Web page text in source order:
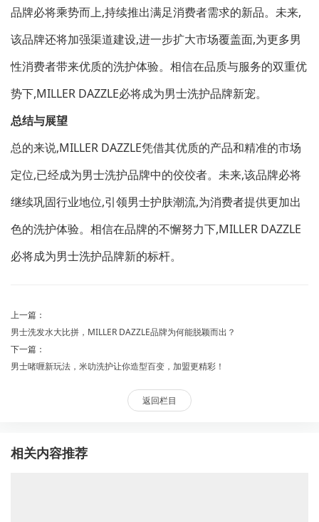
品牌必将乘势而上,持续推出满足消费者需求的新品。未来,
该品牌还将加强渠道建设,进一步扩大市场覆盖面,为更多男
性消费者带来优质的洗护体验。相信在品质与服务的双重优
势下,MILLER DAZZLE必将成为男士洗护品牌新宠。
总结与展望
总的来说,MILLER DAZZLE凭借其优质的产品和精准的市场
定位,已经成为男士洗护品牌中的佼佼者。未来,该品牌必将
继续巩固行业地位,引领男士护肤潮流,为消费者提供更加出
色的洗护体验。相信在品牌的不懈努力下,MILLER DAZZLE
必将成为男士洗护品牌新的标杆。
上一篇：
男士洗发水大比拼，MILLER DAZZLE品牌为何能脱颖而出？
下一篇：
男士啫喱新玩法，米叻洗护让你造型百变，加盟更精彩！
返回栏目
相关内容推荐